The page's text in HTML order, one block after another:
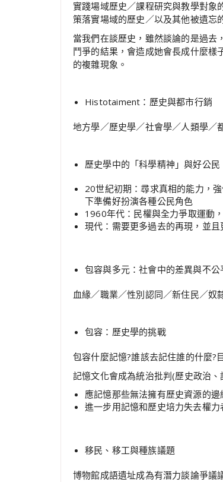
實踐場域歷史／課程研究與教學對象
策落實場域的歷史／以及其他被遺忘
當我們在談歷史，雖然談論的是過去
鬥爭的結果，會造成她會長成什麼樣
的複雜現象。
Histotaiment：歷史與都市行銷
地方學／歷史學／社會學／人類學
歷史學中的「科學精神」與好公民
20世紀初期：尋求真相的能力，
下準備好扮演各種公民角色
1960年代：民權與全力爭取運動
現代：需要更多過去的再現，並
包容與多元：社會中的差異與不公
血緣／職業／性別認同／新住民／
包容：歷史學的挑戰
包容什麼記憶?誰該去記住誰的什麼?
記憶文化會成為統治批判(歷史政治、
應記憶那些無法擁有歷史資源的
進一步用記憶和歷史培力失去權
移民、移工與種族議題
博物館成語遺址成為有潛力談論爭議